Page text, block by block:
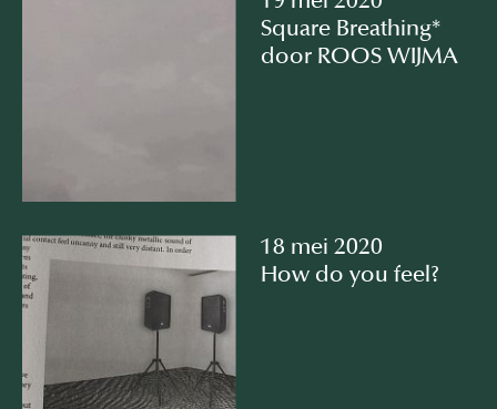
Square Breathing*⠀
door ROOS WIJMA
18 mei 2020
How do you feel?⠀